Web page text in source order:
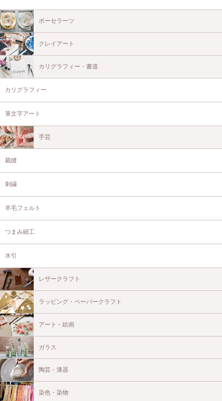
ポーセラーツ
クレイアート
カリグラフィー・書道
カリグラフィー
筆文字アート
手芸
裁縫
刺繍
羊毛フェルト
つまみ細工
水引
レザークラフト
ラッピング・ペーパークラフト
アート・絵画
ガラス
陶芸・漆器
染色・染物